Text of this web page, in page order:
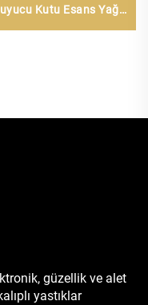
Kutu Esans Yağı
güzellik ve alet
yastıklar